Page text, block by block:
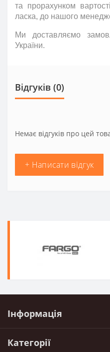
та прорахунком
ласка, до нашого
Ми доставляємо
України.
Відгуків (0)
Немає відгуків про цей
+ Написати відгук
Інформація
Категорії